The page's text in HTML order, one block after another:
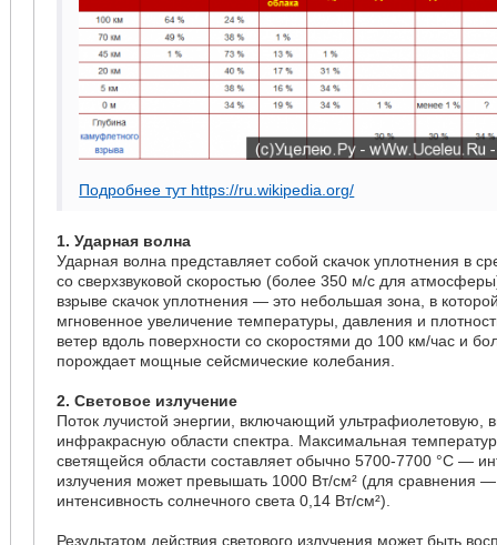
Подробнее тут https://ru.wikipedia.org/
1. Ударная волна
Ударная волна представляет собой скачок уплотнения в
со сверхзвуковой скоростью (более 350 м/с для
взрыве скачок уплотнения — это небольшая зона, в
мгновенное увеличение температуры, давления и
ветер вдоль поверхности со скоростями до 100 км/час и
порождает мощные сейсмические колебания.
2. Световое излучение
Поток лучистой энергии, включающий ультрафиолетовую,
инфракрасную области спектра. Максимальная
светящейся области составляет обычно 5700-7700 °C —
излучения может превышать 1000 Вт/см² (для сравнения
интенсивность солнечного света 0,14 Вт/см²).
Результатом действия светового излучения может быть